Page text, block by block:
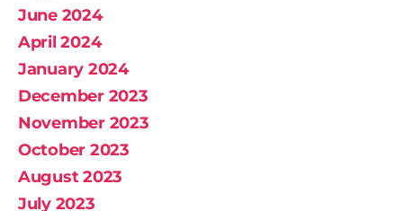
June 2024
April 2024
January 2024
December 2023
November 2023
October 2023
August 2023
July 2023